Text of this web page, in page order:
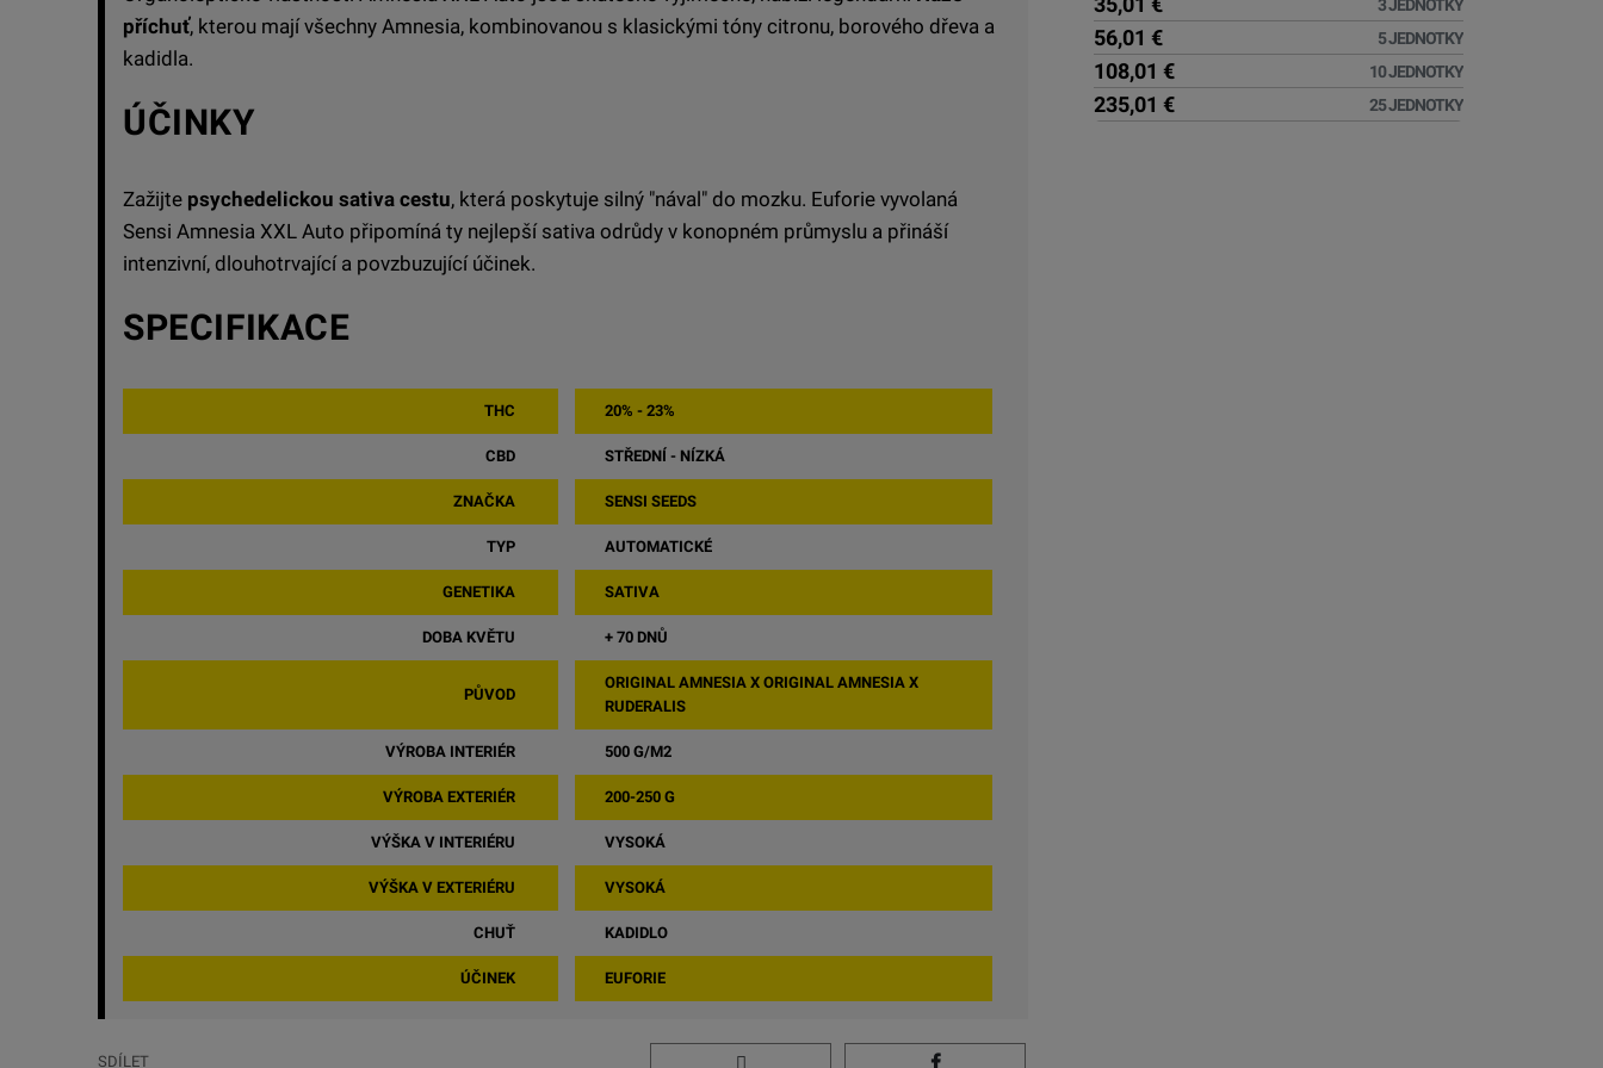
příchuť, kterou mají všechny Amnesia, kombinovanou s klasickými tóny citronu, borového dřeva a
kadidla.
ÚČINKY
Zažijte psychedelickou sativa cestu, která poskytuje silný "nával" do mozku. Euforie vyvolaná
Sensi Amnesia XXL Auto připomíná ty nejlepší sativa odrůdy v konopném průmyslu a přináší
intenzivní, dlouhotrvající a povzbuzující účinek.
SPECIFIKACE
THC 20% - 23%
CBD STŘEDNÍ - NÍZKÁ
ZNAČKA SENSI SEEDS
TYP AUTOMATICKÉ
GENETIKA SATIVA
DOBA KVĚTU + 70 DNŮ
PŮVOD
ORIGINAL AMNESIA X ORIGINAL AMNESIA X
RUDERALIS
VÝROBA INTERIÉR 500 G/M2
VÝROBA EXTERIÉR 200-250 G
VÝŠKA V INTERIÉRU VYSOKÁ
VÝŠKA V EXTERIÉRU VYSOKÁ
CHUŤ KADIDLO
ÚČINEK EUFORIE
SDÍLET
3 JEDNOTKY
56,01 € 5 JEDNOTKY
108,01 € 10 JEDNOTKY
235,01 € 25 JEDNOTKY